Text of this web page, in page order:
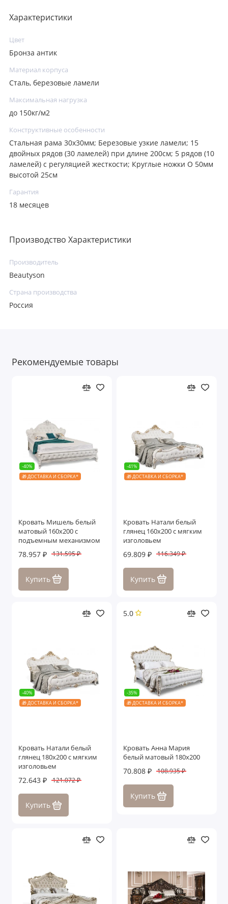
Характеристики
Цвет
Бронза антик
Материал корпуса
Сталь, березовые ламели
Максимальная нагрузка
до 150кг/м2
Конструктивные особенности
Стальная рама 30х30мм; Березовые узкие ламели; 15
двойных рядов (30 ламелей) при длине 200см; 5 рядов (10
ламелей) с регуляцией жесткости; Круглые ножки O 50мм
высотой 25см
Гарантия
18 месяцев
Производство Характеристики
Производитель
Beautyson
Страна производства
Россия
Рекомендуемые товары
-40%
🎁 ДОСТАВКА И СБОРКА*
Кровать Мишель белый
матовый 160х200 с
подъемным механизмом
78.957 ₽ 131.595 ₽
Купить
-41%
🎁 ДОСТАВКА И СБОРКА*
Кровать Натали белый
глянец 160х200 с мягким
изголовьем
69.809 ₽ 116.349 ₽
Купить
-40%
🎁 ДОСТАВКА И СБОРКА*
Кровать Натали белый
глянец 180х200 с мягким
изголовьем
72.643 ₽ 121.072 ₽
Купить
5.0
-35%
🎁 ДОСТАВКА И СБОРКА*
Кровать Анна Мария
белый матовый 180х200
70.808 ₽ 108.935 ₽
Купить